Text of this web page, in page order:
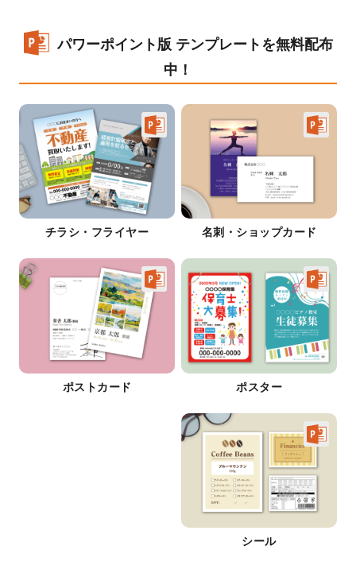
パワーポイント版 テンプレートを無料配布
中！
チラシ・フライヤー 名刺・ショップカード
ポストカード ポスター
シール